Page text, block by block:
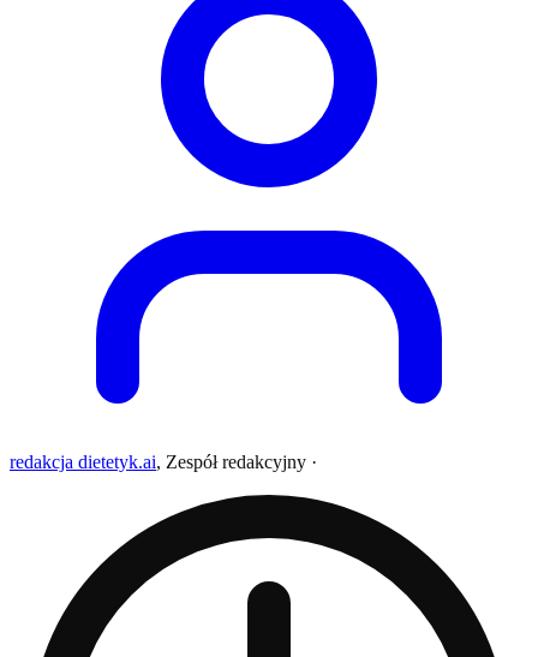
redakcja dietetyk.ai, Zespół redakcyjny ·